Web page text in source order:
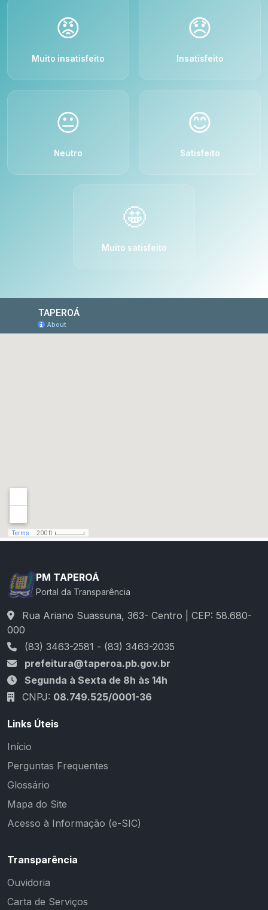
😡
Muito insatisfeito
😞
Insatisfeito
😐
Neutro
😊
Satisfeito
🤩
Muito satisfeito
PM TAPEROÁ
Portal da Transparência
Rua Ariano Suassuna, 363- Centro | CEP: 58.680-
000
(83) 3463-2581 - (83) 3463-2035
prefeitura@taperoa.pb.gov.br
Segunda à Sexta de 8h às 14h
CNPJ: 08.749.525/0001-36
Links Úteis
Início
Perguntas Frequentes
Glossário
Mapa do Site
Acesso à Informação (e-SIC)
Transparência
Ouvidoria
Carta de Serviços